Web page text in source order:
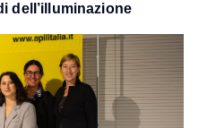
dell’illuminazione